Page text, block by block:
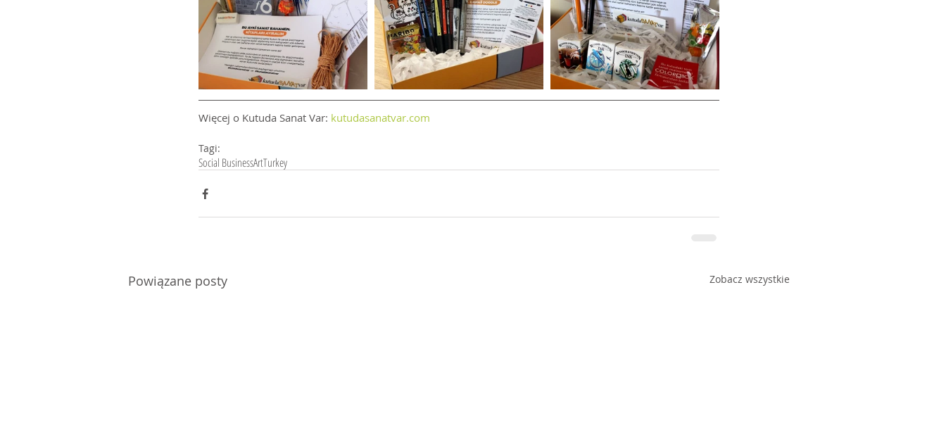
Więcej o Kutuda Sanat Var: kutudasanatvar.com
Tagi:
Social BusinessArtTurkey
Powiązane posty Zobacz wszystkie